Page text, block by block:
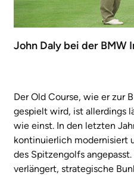
John Daly bei der BMW
Der Old Course, wie er zur
gespielt wird, ist allerdings
wie einst. In den letzten
kontinuierlich modernisiert
des Spitzengolfs
verlängert, strategische